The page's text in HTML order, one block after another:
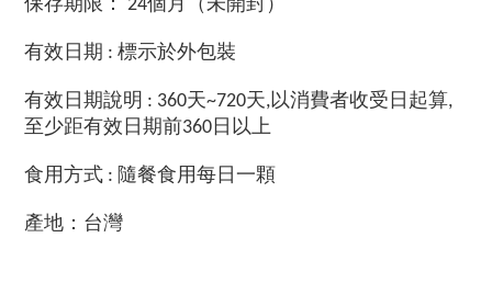
24
有效日期 : 標示於外包裝
有效日期說明 : 360天~720天,以消費者收受日起算,
至少距有效日期前360 日以上
食用方式 : 隨餐食用每日一顆
產地：台灣